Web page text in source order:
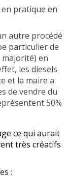
pratique en
autre procédé
particulier de
en
les diesels
et la maire a
de vendre du
50%
ce qui aurait
très créatifs
: